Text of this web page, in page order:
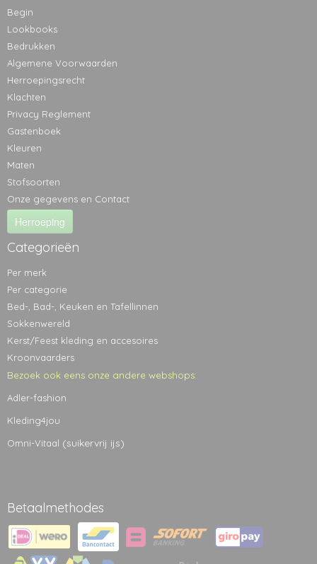
Begin
Lookbooks
Bedrukken
Algemene Voorwaarden
Herroepingsrecht
Klachten
Privacy Reglement
Gastenboek
Kleuren
Maten
Stofsoorten
Onze gegevens en Contact
Herroeping
Categorieën
Per merk
Per categorie
Bed-, Bad-, Keuken en Tafellinnen
Sokkenwereld
Kerst/Feest kleding en accesoires
Kroonvaarders
Bezoek ook eens onze andere webshops:
Adler-fashion
Kleding4jou
Omni-Vitaal (suikervrij ijs)
Betaalmethodes